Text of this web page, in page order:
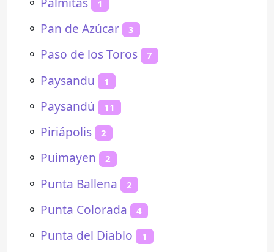
1
⚬ Pan de Azúcar 3
⚬ Paso de los Toros 7
⚬ Paysandu 1
⚬ Paysandú 11
⚬ Piriápolis 2
⚬ Puimayen 2
⚬ Punta Ballena 2
⚬ Punta Colorada 4
⚬ Punta del Diablo 1